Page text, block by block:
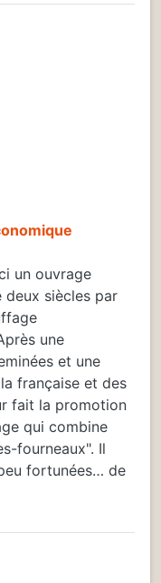
un ouvrage
siècles par
une
et une
française et des
fait la promotion
qui combine
fourneaux". Il
fortunées… de